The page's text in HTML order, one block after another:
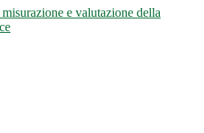
e valutazione della